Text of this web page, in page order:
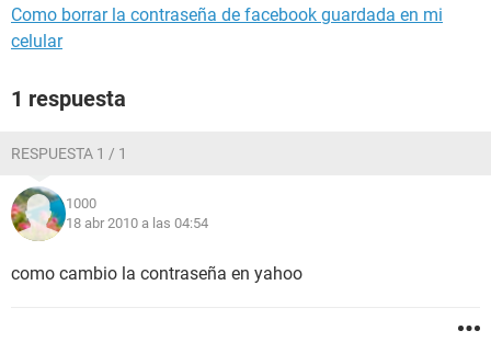
Como borrar la contraseña de facebook guardada en mi
celular
1 respuesta
RESPUESTA 1 / 1
1000
18 abr 2010 a las 04:54
como cambio la contraseña en yahoo